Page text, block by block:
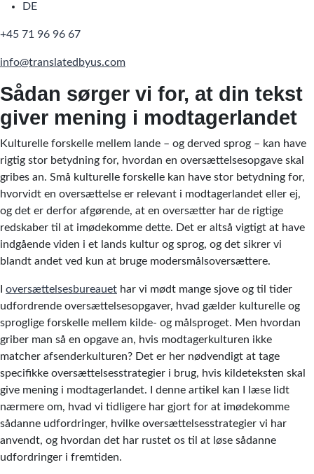
DE
+45 71 96 96 67
info@translatedbyus.com
Sådan sørger vi for, at din tekst
giver mening i modtagerlandet
Kulturelle forskelle mellem lande – og derved sprog – kan have
rigtig stor betydning for, hvordan en oversættelsesopgave skal
gribes an. Små kulturelle forskelle kan have stor betydning for,
hvorvidt en oversættelse er relevant i modtagerlandet eller ej,
og det er derfor afgørende, at en oversætter har de rigtige
redskaber til at imødekomme dette. Det er altså vigtigt at have
indgående viden i et lands kultur og sprog, og det sikrer vi
blandt andet ved kun at bruge modersmålsoversættere.
oversættelsesbureauet har vi mødt mange sjove og til tider
udfordrende oversættelsesopgaver, hvad gælder kulturelle og
sproglige forskelle mellem kilde- og målsproget. Men hvordan
griber man så en opgave an, hvis modtagerkulturen ikke
matcher afsenderkulturen? Det er her nødvendigt at tage
specifikke oversættelsesstrategier i brug, hvis kildeteksten skal
give mening i modtagerlandet. I denne artikel kan I læse lidt
nærmere om, hvad vi tidligere har gjort for at imødekomme
sådanne udfordringer, hvilke oversættelsesstrategier vi har
anvendt, og hvordan det har rustet os til at løse sådanne
udfordringer i fremtiden.